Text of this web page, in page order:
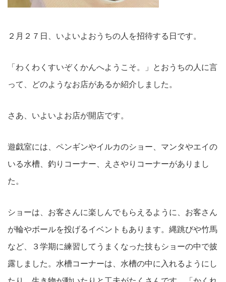
２月２７日、いよいよおうちの人を招待する日です。
「わくわくすいぞくかんへようこそ。」とおうちの人に言
って、どのようなお店があるか紹介しました。
さあ、いよいよお店が開店です。
遊戯室には、ペンギンやイルカのショー、マンタやエイの
いる水槽、釣りコーナー、えさやりコーナーがありまし
た。
ショーは、お客さんに楽しんでもらえるように、お客さん
が輪やボールを投げるイベントもあります。縄跳びや竹馬
など、３学期に練習してうまくなった技もショーの中で披
露しました。水槽コーナーは、水槽の中に入れるようにし